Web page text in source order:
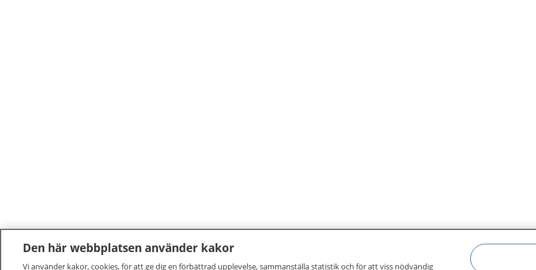
Den här webbplatsen använder kakor
Vi använder kakor, cookies, för att ge dig en förbättrad upplevelse, sammanställa statistik och för att viss nödvändig